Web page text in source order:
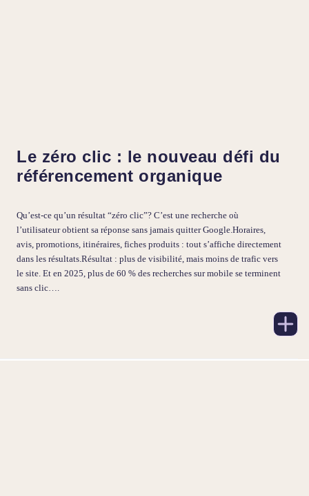
Le zéro clic : le nouveau défi du
référencement organique
Qu’est-ce qu’un résultat “zéro clic”? C’est une recherche où
l’utilisateur obtient sa réponse sans jamais quitter Google.Horaires,
avis, promotions, itinéraires, fiches produits : tout s’affiche directement
dans les résultats.Résultat : plus de visibilité, mais moins de trafic vers
le site. Et en 2025, plus de 60 % des recherches sur mobile se terminent
sans clic….